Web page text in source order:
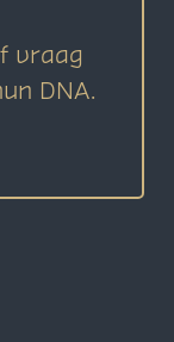
vraag
DNA.